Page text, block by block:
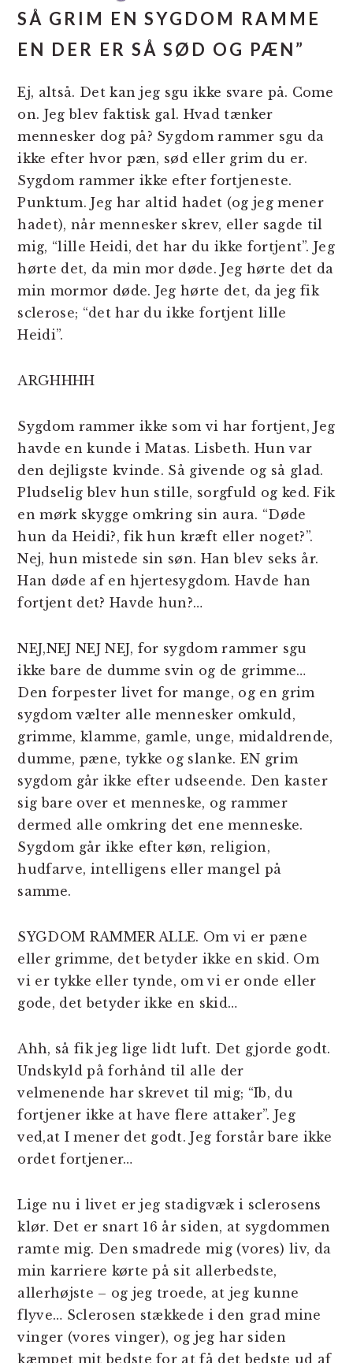
SÅ GRIM EN SYGDOM RAMME
EN DER ER SÅ SØD OG PÆN”
Ej, altså. Det kan jeg sgu ikke svare på. Come
on. Jeg blev faktisk gal. Hvad tænker
mennesker dog på? Sygdom rammer sgu da
ikke efter hvor pæn, sød eller grim du er.
Sygdom rammer ikke efter fortjeneste.
Punktum. Jeg har altid hadet (og jeg mener
hadet), når mennesker skrev, eller sagde til
mig, “lille Heidi, det har du ikke fortjent”. Jeg
hørte det, da min mor døde. Jeg hørte det da
min mormor døde. Jeg hørte det, da jeg fik
sclerose; “det har du ikke fortjent lille
Heidi”.
ARGHHHH
Sygdom rammer ikke som vi har fortjent, Jeg
havde en kunde i Matas. Lisbeth. Hun var
den dejligste kvinde. Så givende og så glad.
Pludselig blev hun stille, sorgfuld og ked. Fik
en mørk skygge omkring sin aura. “Døde
hun da Heidi?, fik hun kræft eller noget?”.
Nej, hun mistede sin søn. Han blev seks år.
Han døde af en hjertesygdom. Havde han
fortjent det? Havde hun?…
NEJ,NEJ NEJ NEJ, for sygdom rammer sgu
ikke bare de dumme svin og de grimme…
Den forpester livet for mange, og en grim
sygdom vælter alle mennesker omkuld,
grimme, klamme, gamle, unge, midaldrende,
dumme, pæne, tykke og slanke. EN grim
sygdom går ikke efter udseende. Den kaster
sig bare over et menneske, og rammer
dermed alle omkring det ene menneske.
Sygdom går ikke efter køn, religion,
hudfarve, intelligens eller mangel på
samme.
SYGDOM RAMMER ALLE. Om vi er pæne
eller grimme, det betyder ikke en skid. Om
vi er tykke eller tynde, om vi er onde eller
gode, det betyder ikke en skid…
Ahh, så fik jeg lige lidt luft. Det gjorde godt.
Undskyld på forhånd til alle der
velmenende har skrevet til mig; “Ib, du
fortjener ikke at have flere attaker”. Jeg
ved,at I mener det godt. Jeg forstår bare ikke
ordet fortjener…
Lige nu i livet er jeg stadigvæk i sclerosens
klør. Det er snart 16 år siden, at sygdommen
ramte mig. Den smadrede mig (vores) liv, da
min karriere kørte på sit allerbedste,
allerhøjste – og jeg troede, at jeg kunne
flyve… Sclerosen stækkede i den grad mine
vinger (vores vinger), og jeg har siden
kæmpet mit bedste for at få det bedste ud af